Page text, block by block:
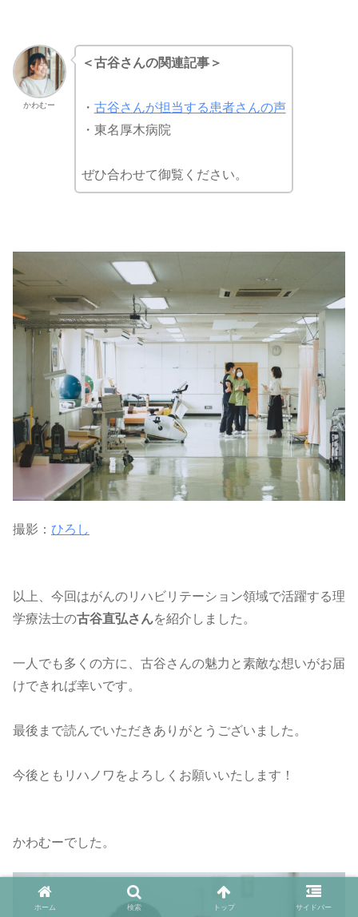
かわむー
＜古谷さんの関連記事＞
・ 古谷さんが担当する患者さんの声
・東名厚木病院
ぜひ合わせて御覧ください。
撮影： ひろし
以上、今回はがんのリハビリテーション領域で活躍する理
学療法士の古谷直弘さんを紹介しました。
一人でも多くの方に、古谷さんの魅力と素敵な想いがお届
けできれば幸いです。
最後まで読んでいただきありがとうございました。
今後ともリハノワをよろしくお願いいたします！
かわむーでした。
ホーム 検索 トップ サイドバー